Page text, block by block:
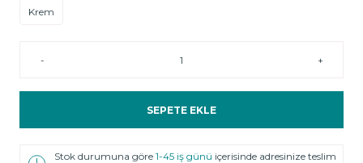
Krem
- +
SEPETE EKLE
Stok durumuna göre1-45 iş günü içerisinde adresinize teslim